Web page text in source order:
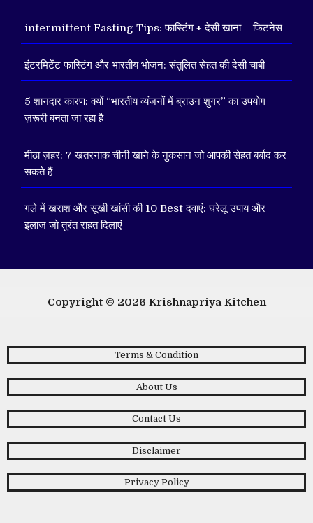
intermittent Fasting Tips: फास्टिंग + देसी खाना = फिटनेस
इंटरमिटेंट फास्टिंग और भारतीय भोजन: संतुलित सेहत की देसी चाबी
5 शानदार कारण: क्यों “भारतीय व्यंजनों में ब्राउन शुगर” का उपयोग
ज़रूरी बनता जा रहा है
मीठा ज़हर: 7 खतरनाक चीनी खाने के नुकसान जो आपकी सेहत बर्बाद कर
सकते हैं
गले में खराश और सूखी खांसी की 10 Best दवाएं: घरेलू उपाय और
इलाज जो तुरंत राहत दिलाएं
Copyright © 2026 Krishnapriya Kitchen
Terms & Condition
About Us
Contact Us
Disclaimer
Privacy Policy